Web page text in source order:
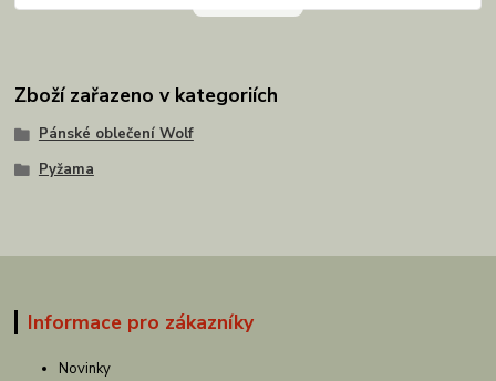
Zboží zařazeno v kategoriích
Pánské oblečení Wolf
Pyžama
Informace pro zákazníky
Novinky